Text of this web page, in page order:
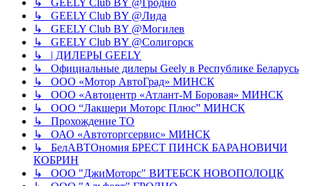
↳ GEELY Club BY @Гродно
↳ GEELY Club BY @Лида
↳ GEELY Club BY @Могилев
↳ GEELY Club BY @Солигорск
↳ | ДИЛЕРЫ GEELY
↳ Официальные дилеры Geely в Республике Беларусь
↳ ООО «Мотор АвтоГрад» МИНСК
↳ ООО «Автоцентр «Атлант-М Боровая» МИНСК
↳ ООО “Лакшери Моторс Плюс” МИНСК
↳ Прохождение ТО
↳ ОАО «Автоторгсервис» МИНСК
↳ БелАВТОномия БРЕСТ ПИНСК БАРАНОВИЧИ
КОБРИН
↳ ООО "ДжиМоторс" ВИТЕБСК НОВОПОЛОЦК